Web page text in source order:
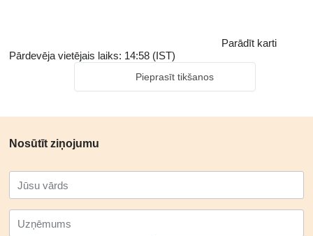
Parādīt karti
Pārdevēja vietējais laiks: 14:58 (IST)
Pieprasīt tikšanos
Nosūtīt ziņojumu